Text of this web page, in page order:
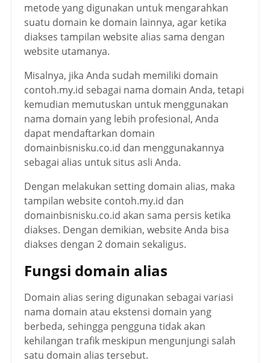
metode yang digunakan untuk mengarahkan
suatu domain ke domain lainnya, agar ketika
diakses tampilan website alias sama dengan
website utamanya.
Misalnya, jika Anda sudah memiliki domain
contoh.my.id sebagai nama domain Anda, tetapi
kemudian memutuskan untuk menggunakan
nama domain yang lebih profesional, Anda
dapat mendaftarkan domain
domainbisnisku.co.id dan menggunakannya
sebagai alias untuk situs asli Anda.
Dengan melakukan setting domain alias, maka
tampilan website contoh.my.id dan
domainbisnisku.co.id akan sama persis ketika
diakses. Dengan demikian, website Anda bisa
diakses dengan 2 domain sekaligus.
Fungsi domain alias
Domain alias sering digunakan sebagai variasi
nama domain atau ekstensi domain yang
berbeda, sehingga pengguna tidak akan
kehilangan trafik meskipun mengunjungi salah
satu domain alias tersebut.